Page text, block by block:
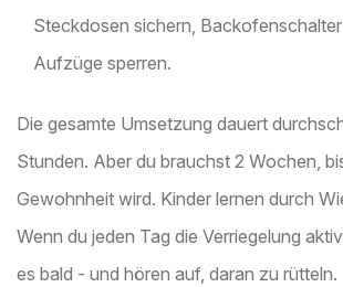
Steckdosen sichern,
Aufzüge sperren.
Die gesamte Umsetzung dauert
Stunden. Aber du brauchst 2 Wochen,
Gewohnheit wird. Kinder lernen durch
Wenn du jeden Tag die Verriegelung
es bald - und hören auf, daran zu rütteln.